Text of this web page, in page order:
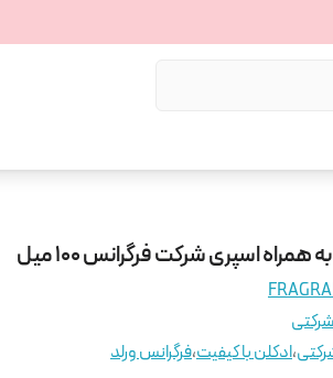
اسپری شرکت فرگرانس 100 میل
،ادکلن با کیفیت،فرگرانس ورلد